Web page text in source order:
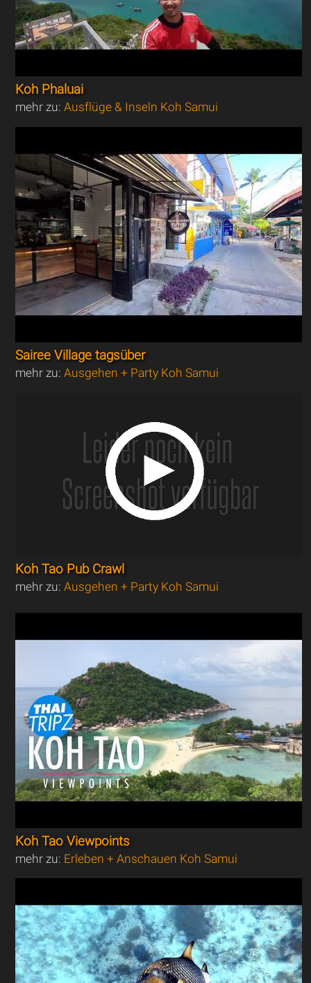
Koh Phaluai
mehr zu:Ausflüge & Inseln Koh Samui
Sairee Village tagsüber
mehr zu:Ausgehen + Party Koh Samui
Koh Tao Pub Crawl
mehr zu:Ausgehen + Party Koh Samui
Koh Tao Viewpoints
mehr zu: Erleben + Anschauen Koh Samui